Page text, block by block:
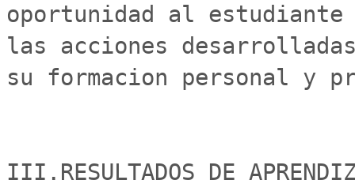
oportunidad al
las acciones
su formacion personal y
III.RESULTADOS DE